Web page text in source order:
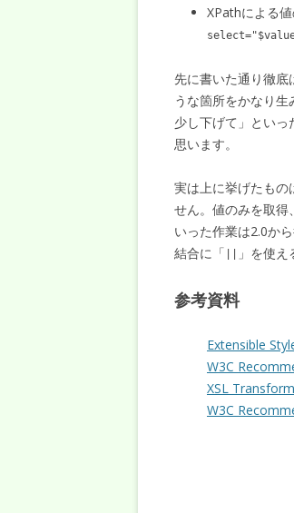
XPathによる
先に書いた通り徹
うな箇所をかなり
少し下げて」とい
思います。
実は上に挙げたもの
せん。値のみを取
いった作業は2.0か
結合に「
」を使
参考資料
Extensible
W3C
XSL
W3C